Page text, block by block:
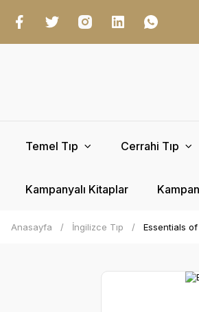
Temel Tıp Cerrahi Tıp
Kampanyalı Kitaplar
Anasayfa İngilizce Tıp Essentials